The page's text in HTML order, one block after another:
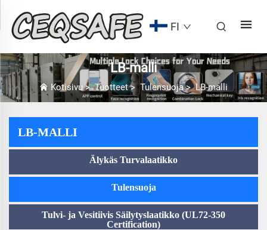
FI
LB-malli
Kotisivu>Tuotteet>Tulensuoja>LB-malli
LB-MALLI
Älykäs Turvalaatikko
Tulensuoja
Tulvi- ja Vesitiivis Säilytyslaatikko (UL72-350
Certification)